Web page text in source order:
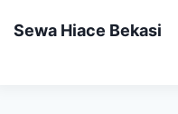
Sewa Hiace Bekasi